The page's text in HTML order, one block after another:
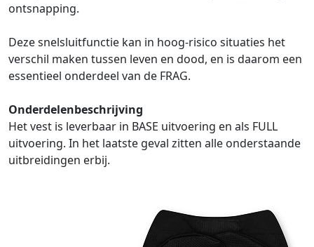
ontsnapping.
Deze snelsluitfunctie kan in hoog-risico situaties het
verschil maken tussen leven en dood, en is daarom een
essentieel onderdeel van de FRAG.
Onderdelenbeschrijving
Het vest is leverbaar in BASE uitvoering en als FULL
uitvoering. In het laatste geval zitten alle onderstaande
uitbreidingen erbij.